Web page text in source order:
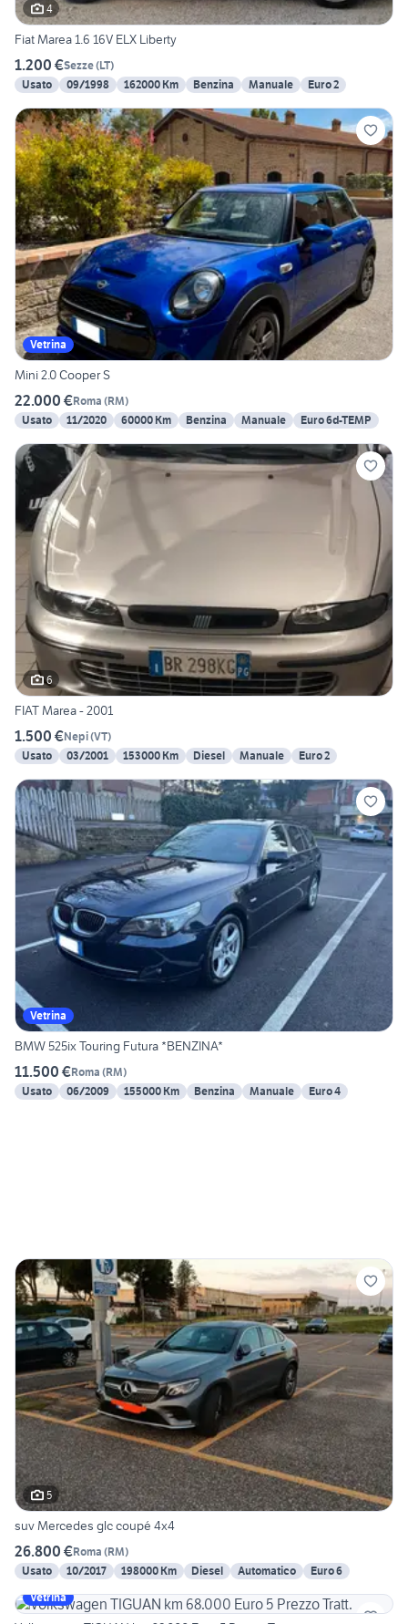
4
Fiat Marea 1.6 16V ELX Liberty
1.200 €Sezze(LT)
Usato
09/1998 162000 Km Benzina Manuale Euro 2
Vetrina
Mini 2.0 Cooper S
22.000 €Roma (RM)
Usato
11/2020 60000 Km Benzina Manuale Euro 6d-TEMP
6
FIAT Marea - 2001
1.500 €Nepi(VT)
Usato
03/2001 153000 Km Diesel Manuale Euro 2
Vetrina
BMW 525ix Touring Futura *BENZINA*
11.500 €Roma (RM)
Usato
06/2009 155000 Km Benzina Manuale Euro 4
5
suv Mercedes glc coupé 4x4
26.800 €Roma (RM)
Usato
10/2017 198000 Km Diesel Automatico
Euro 6
Vetrina